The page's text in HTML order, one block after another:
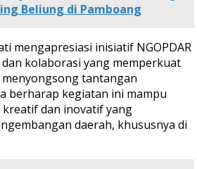
Beliung di Pamboang
mengapresiasi inisiatif NGOPDAR
kolaborasi yang memperkuat
tantangan
berharap kegiatan ini mampu
kreatif dan inovatif yang
daerah, khususnya di